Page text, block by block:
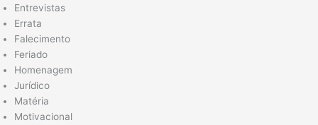
Entrevistas
Errata
Falecimento
Feriado
Homenagem
Jurídico
Matéria
Motivacional